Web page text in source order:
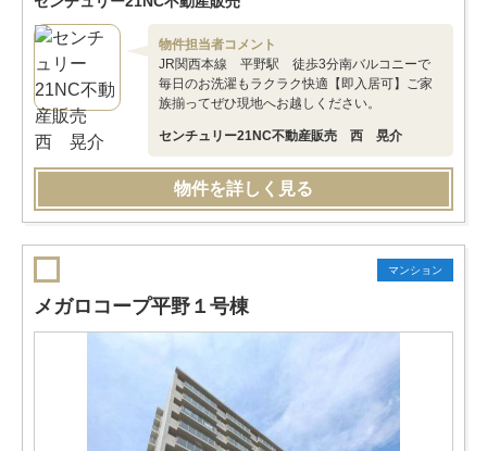
物件担当者コメント
JR関西本線 平野駅 徒歩3分南バルコニーで
毎日のお洗濯もラクラク快適【即入居可】ご家
族揃ってぜひ現地へお越しください。
センチュリー21NC不動産販売 西 晃介
物件を詳しく見る
マンション
メガロコープ平野１号棟